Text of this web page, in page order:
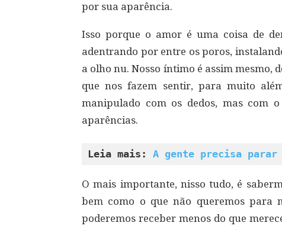
por sua aparência.
Isso porque o amor é uma coisa de
adentrando por entre os poros,
a olho nu. Nosso íntimo é assim mesmo,
que nos fazem sentir, para muito
manipulado com os dedos, mas com
aparências.
Leia mais: A gente precisa parar
O mais importante, nisso tudo, é
bem como o que não queremos para
poderemos receber menos do que